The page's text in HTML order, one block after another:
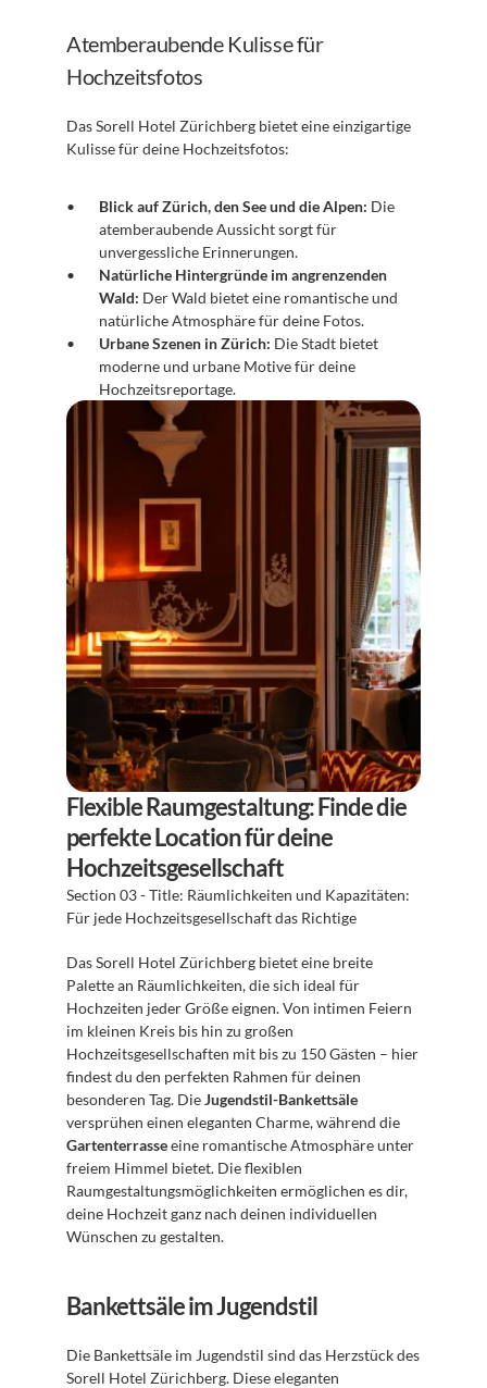
Atemberaubende Kulisse für
Hochzeitsfotos
Das Sorell Hotel Zürichberg bietet eine einzigartige
Kulisse für deine Hochzeitsfotos:
Blick auf Zürich, den See und die Alpen: Die
atemberaubende Aussicht sorgt für
unvergessliche Erinnerungen.
Natürliche Hintergründe im angrenzenden
Wald: Der Wald bietet eine romantische und
natürliche Atmosphäre für deine Fotos.
Urbane Szenen in Zürich: Die Stadt bietet
moderne und urbane Motive für deine
Hochzeitsreportage.
Flexible Raumgestaltung: Finde die
perfekte Location für deine
Hochzeitsgesellschaft
Section 03 - Title: Räumlichkeiten und Kapazitäten:
Für jede Hochzeitsgesellschaft das Richtige
Das Sorell Hotel Zürichberg bietet eine breite
Palette an Räumlichkeiten, die sich ideal für
Hochzeiten jeder Größe eignen. Von intimen Feiern
im kleinen Kreis bis hin zu großen
Hochzeitsgesellschaften mit bis zu 150 Gästen – hier
findest du den perfekten Rahmen für deinen
besonderen Tag. Die Jugendstil-Bankettsäle
Gartenterrasse eine romantische Atmosphäre unter
freiem Himmel bietet. Die flexiblen
Raumgestaltungsmöglichkeiten ermöglichen es dir,
deine Hochzeit ganz nach deinen individuellen
Wünschen zu gestalten.
Bankettsäle im Jugendstil
Die Bankettsäle im Jugendstil sind das Herzstück des
Sorell Hotel Zürichberg. Diese eleganten